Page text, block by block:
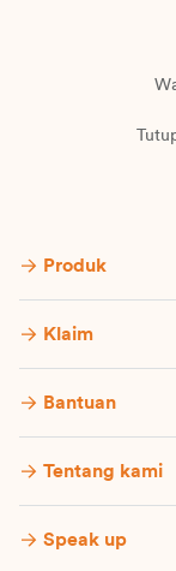
Produk
Klaim
Bantuan
Tentang kami
Speak up